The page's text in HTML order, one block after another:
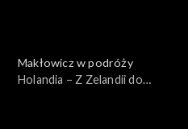
Makłowicz w podróży
Holandia – Z Zelandii do